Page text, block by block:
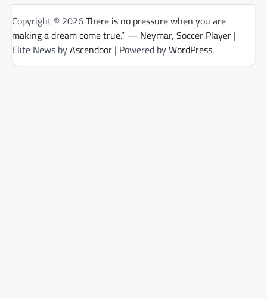
Copyright © 2026There is no pressure when you are
making a dream come true.” — Neymar, Soccer Player |
Elite News byAscendoor | Powered byWordPress.